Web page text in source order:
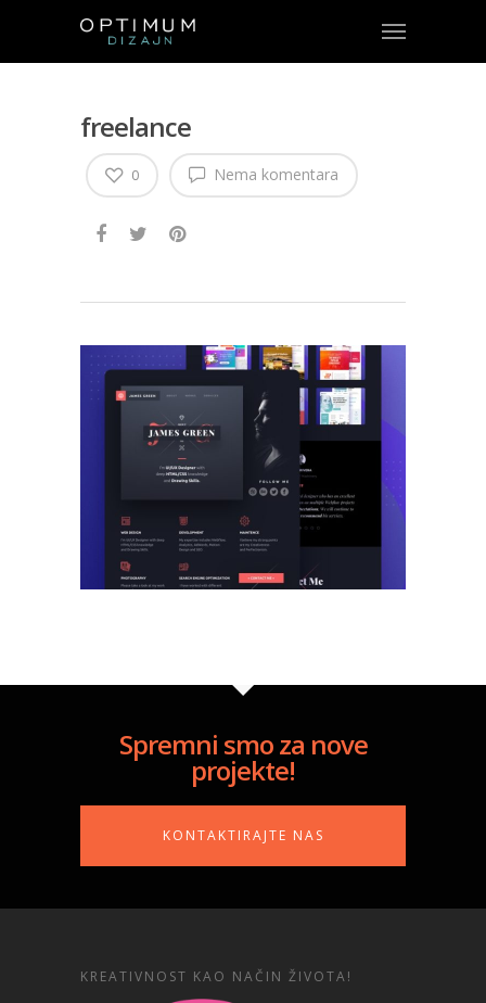
freelance
Nema komentara
0
Spremni smo za nove
projekte!
KONTAKTIRAJTE NAS
KREATIVNOST KAO NAČIN ŽIVOTA!